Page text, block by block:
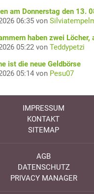
am Donnerstag den 13.
06:35 von
haben zwei Löcher,
05:22 von Teddypetzi
ist die neue Geldbörse
05:14 von Pesu07
IMPRESSUM
KONTAKT
SITEMAP
AGB
DATENSCHUTZ
PRIVACY MANAGER